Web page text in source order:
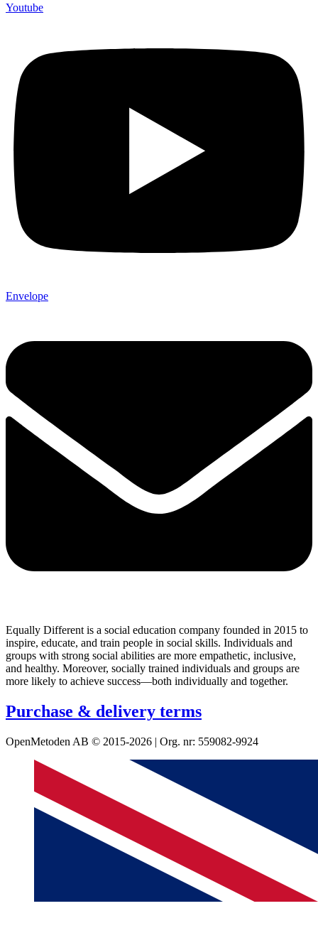
Youtube
Envelope
Equally Different is a social education company founded in 2015 to
inspire, educate, and train people in social skills. Individuals and
groups with strong social abilities are more empathetic, inclusive,
and healthy. Moreover, socially trained individuals and groups are
more likely to achieve success—both individually and together.
Purchase & delivery terms
OpenMetoden AB © 2015-2026 | Org. nr: 559082-9924